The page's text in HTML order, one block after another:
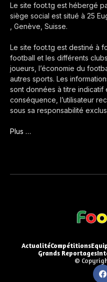
Le site foot.tg est hébergé
siège social est situé à 25
, Genève, Suisse.
Le site foot.tg est destiné à
football et les différents
joueurs, l’économie du
autres sports. Les
sont données à titre indicatif
conséquence, l’utilisateur
sous sa responsabilité
Plus …
ActualitéCompétitions
Grands Reportages
©